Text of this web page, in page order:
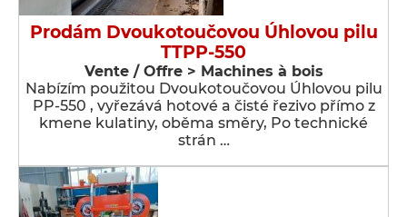
Prodám Dvoukotoučovou Úhlovou pilu
TTPP-550
Vente / Offre > Machines à bois
Nabízím použitou Dvoukotoučovou Úhlovou pilu
PP-550 , vyřezává hotové a čisté řezivo přímo z
kmene kulatiny, oběma směry, Po technické
strán …